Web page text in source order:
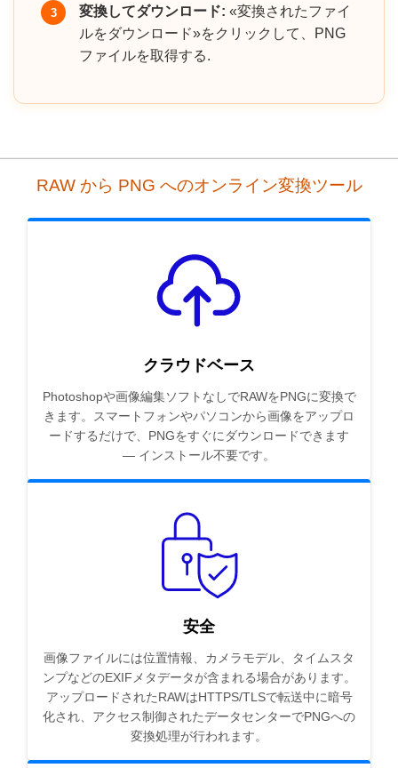
3 変換してダウンロード: «変換されたファイ
ルをダウンロード»をクリックして、PNG
ファイルを取得する.
RAW から PNG へのオンライン変換ツール
クラウドベース
Photoshopや画像編集ソフトなしでRAWをPNGに変換で
きます。スマートフォンやパソコンから画像をアップロ
ードするだけで、PNGをすぐにダウンロードできます
— インストール不要です。
安全
画像ファイルには位置情報、カメラモデル、タイムスタ
ンプなどのEXIFメタデータが含まれる場合があります。
アップロードされたRAWはHTTPS/TLSで転送中に暗号
化され、アクセス制御されたデータセンターでPNGへの
変換処理が行われます。